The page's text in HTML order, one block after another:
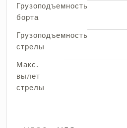
Грузоподъемность
борта
Грузоподъемность
стрелы
Макс.
вылет
стрелы